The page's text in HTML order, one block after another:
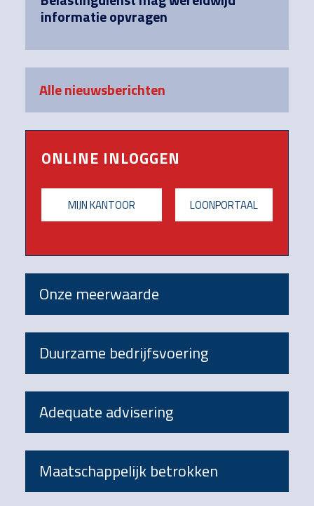
informatie opvragen
Alle nieuwsberichten
ONLINE INLOGGEN
MIJN KANTOOR LOONPORTAAL
Onze meerwaarde
Duurzame bedrijfsvoering
Adequate advisering
Maatschappelijk betrokken